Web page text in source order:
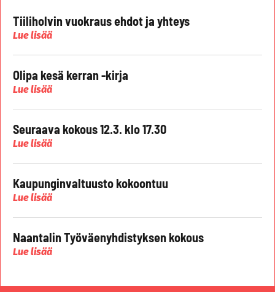
Tiiliholvin vuokraus ehdot ja yhteys
Lue lisää
Olipa kesä kerran -kirja
Lue lisää
Seuraava kokous 12.3. klo 17.30
Lue lisää
Kaupunginvaltuusto kokoontuu
Lue lisää
Naantalin Työväenyhdistyksen kokous
Lue lisää